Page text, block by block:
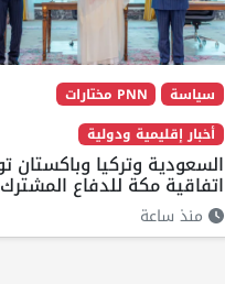
سياسة
PNN مختارات
أخبار إقليمية ودولية
السعودية وتركيا وباكستان
اتفاقية مكة للدفاع المشترك
منذ ساعة